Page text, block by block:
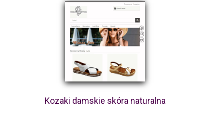
Kozaki damskie skóra naturalna